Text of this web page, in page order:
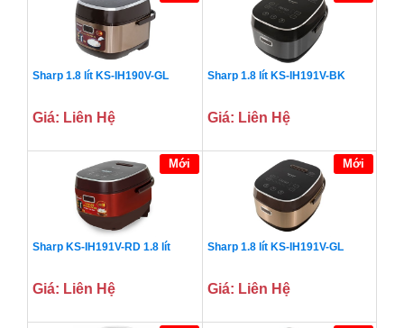
Sharp 1.8 lít KS-IH190V-GL
Giá: Liên Hệ
Sharp 1.8 lít KS-IH191V-BK
Giá: Liên Hệ
Mới
Sharp KS-IH191V-RD 1.8 lít
Giá: Liên Hệ
Mới
Sharp 1.8 lít KS-IH191V-GL
Giá: Liên Hệ